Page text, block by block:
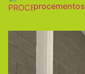
procementos